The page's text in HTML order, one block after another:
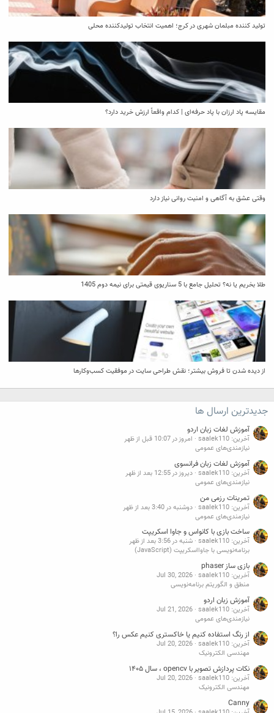
تولید کننده مبلمان شهری در کرج؛ اهمیت انتخاب تولیدکننده محلی
مقایسه پاد ارزان با پاد حرفه‌ای | کدام واقعاً ارزش خرید دارد؟
وقتی عشق به آگاهی و امنیت روانی نیاز دارد
طلا بخریم یا نه؟ تحلیل جامع با 5 سناریوی قیمتی برای نیمه دوم 1405
از دیده شدن تا فروش بیشتر؛ نقش طراحی سایت در موفقیت کسب‌وکارها
جدیدترین ارسال ها
آموزش لغات زبان اردو
آخرین: saalek110
امروز در 10:07 قبل از ظهر
نیازمندی‌های عمومی
آموزش لغات زبان فرانسوی
آخرین: saalek110
دیروز در 12:55 بعد از ظهر
نیازمندی‌های عمومی
تمرینات رزمی من
آخرین: saalek110
دوشنبه در 3:40 بعد از ظهر
نیازمندی‌های عمومی
ساخت بازی با کانواس و جاوا اسکریپت
آخرین: saalek110
شنبه در 3:56 بعد از ظهر
برنامه‌نویسی با جاوااسکریپت (JavaScript)
بازی ساز phaser
آخرین: saalek110
Jul 30, 2026
منطق و الگوریتم برنامه‌نویسی
آموزش زبان اردو
آخرین: saalek110
Jul 21, 2026
نیازمندی‌های عمومی
از رنگ استفاده کنیم یا خاکستری کنیم عکس را؟
آخرین: saalek110
Jul 20, 2026
مهندسی الکترونیک
نکات پردازش تصویر با opencv ، سال ۱۴۰۵
آخرین: saalek110
Jul 20, 2026
مهندسی الکترونیک
Canny